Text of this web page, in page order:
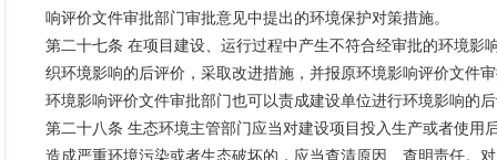
响评价文件审批部门审批意见中提出的环境保护对策措施。
第二十七条 在项目建设、运行过程中产生不符合经审批的环境影
织环境影响的后评价，采取改进措施，并报原环境影响评价文件
环境影响评价文件审批部门也可以责成建设单位进行环境影响的
第二十八条 生态环境主管部门应当对建设项目投入生产或者使用
造成严重环境污染或者生态破坏的，应当查清原因、查明责任。